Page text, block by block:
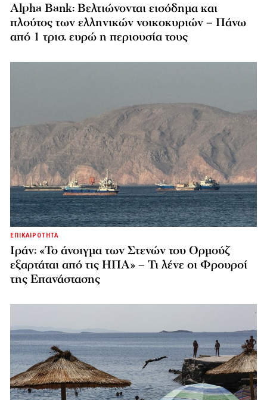
Alpha Bank: Βελτιώνονται εισόδημα και
πλούτος των ελληνικών νοικοκυριών – Πάνω
από 1 τρισ. ευρώ η περιουσία τους
ΕΠΙΚΑΙΡΟΤΗΤΑ
Ιράν: «Το άνοιγμα των Στενών του Ορμούζ
εξαρτάται από τις ΗΠΑ» – Τι λένε οι Φρουροί
της Επανάστασης